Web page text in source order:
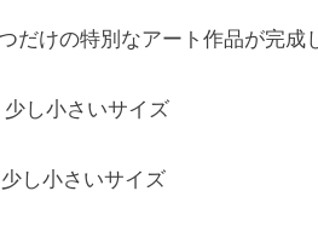
だけの特別なアート作品が完成
し小さいサイズ
し小さいサイズ